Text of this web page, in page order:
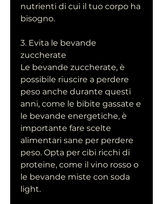
nutrienti di cui il tuo corpo ha
bisogno.
3. Evita le bevande
zuccherate
Le bevande zuccherate, è
possibile riuscire a perdere
peso anche durante questi
anni, come le bibite gassate e
le bevande energetiche, è
importante fare scelte
alimentari sane per perdere
peso. Opta per cibi ricchi di
proteine, come il vino rosso o
le bevande miste con soda
light.